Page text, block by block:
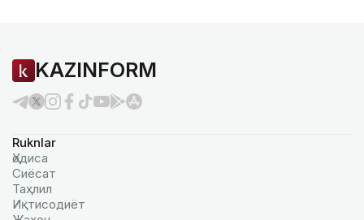
KAZINFORM
Ruknlar
Ҳодиса
Сиёсат
Таҳлил
Иқтисодиёт